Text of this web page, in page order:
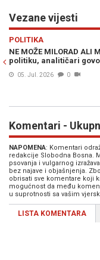
Vezane vijesti
POLITIKA
NE MOŽE MILORAD ALI
politiku, analitičari
05. Jul. 2026 0
Komentari -
NAPOMENA: Komentari
redakcije Slobodna Bosna.
psovanja i vulgarnog
bez najave i objašnjenja.
obrisati sve komentare koji
mogućnost da među
u suprotnosti sa vašim
LISTA KOMENTARA